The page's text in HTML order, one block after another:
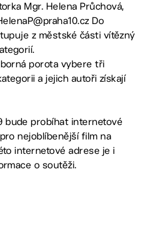
Mgr. Helena Průchová,
Do
z městské části vítězný
porota vybere tři
a jejich autoři získají
bude probíhat internetové
nejoblíbenější film na
internetové adrese je i
o soutěži.